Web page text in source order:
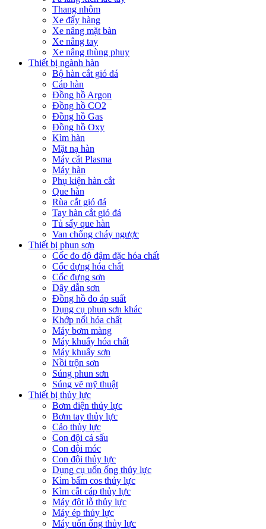
Thang nhôm
Xe đẩy hàng
Xe nâng mặt bàn
Xe nâng tay
Xe nâng thùng phuy
Thiết bị ngành hàn
Bộ hàn cắt gió đá
Cáp hàn
Đồng hồ Argon
Đồng hồ CO2
Đồng hồ Gas
Đồng hồ Oxy
Kìm hàn
Mặt nạ hàn
Máy cắt Plasma
Máy hàn
Phụ kiện hàn cắt
Que hàn
Rùa cắt gió đá
Tay hàn cắt gió đá
Tủ sấy que hàn
Van chống cháy ngược
Thiết bị phun sơn
Cốc đo độ đậm đặc hóa chất
Cốc đựng hóa chất
Cốc đựng sơn
Dây dẫn sơn
Đồng hồ đo áp suất
Dụng cụ phun sơn khác
Khớp nối hóa chất
Máy bơm màng
Máy khuấy hóa chất
Máy khuấy sơn
Nồi trộn sơn
Súng phun sơn
Súng vẽ mỹ thuật
Thiết bị thủy lực
Bơm điện thủy lực
Bơm tay thủy lực
Cảo thủy lực
Con đội cá sấu
Con đội móc
Con đội thủy lực
Dụng cụ uốn ống thủy lực
Kìm bấm cos thủy lực
Kìm cắt cáp thủy lực
Máy đột lỗ thủy lực
Máy ép thủy lực
Máy uốn ống thủy lực